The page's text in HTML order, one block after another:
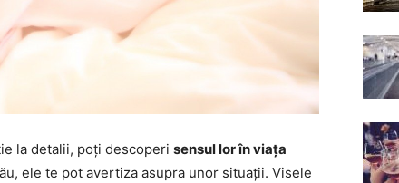
la detalii, poți descoperi sensul lor în viața
ele te pot avertiza asupra unor situații. Visele